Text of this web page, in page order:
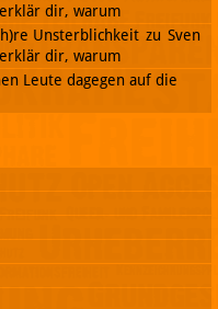
dir, warum
Unsterblichkeit zu Sven
dir, warum
Leute dagegen auf die